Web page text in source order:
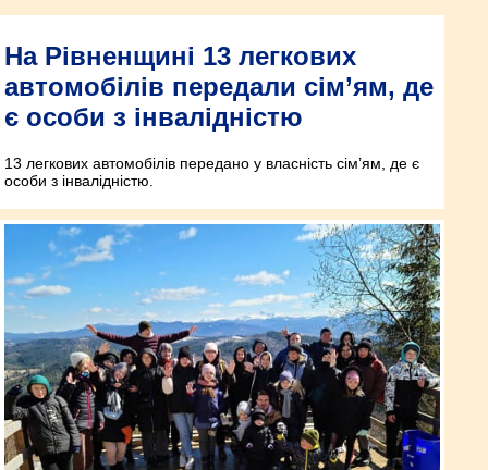
На Рівненщині 13 легкових
автомобілів передали сім’ям, де
є особи з інвалідністю
13 легкових автомобілів передано у власність сім’ям, де є
особи з інвалідністю.